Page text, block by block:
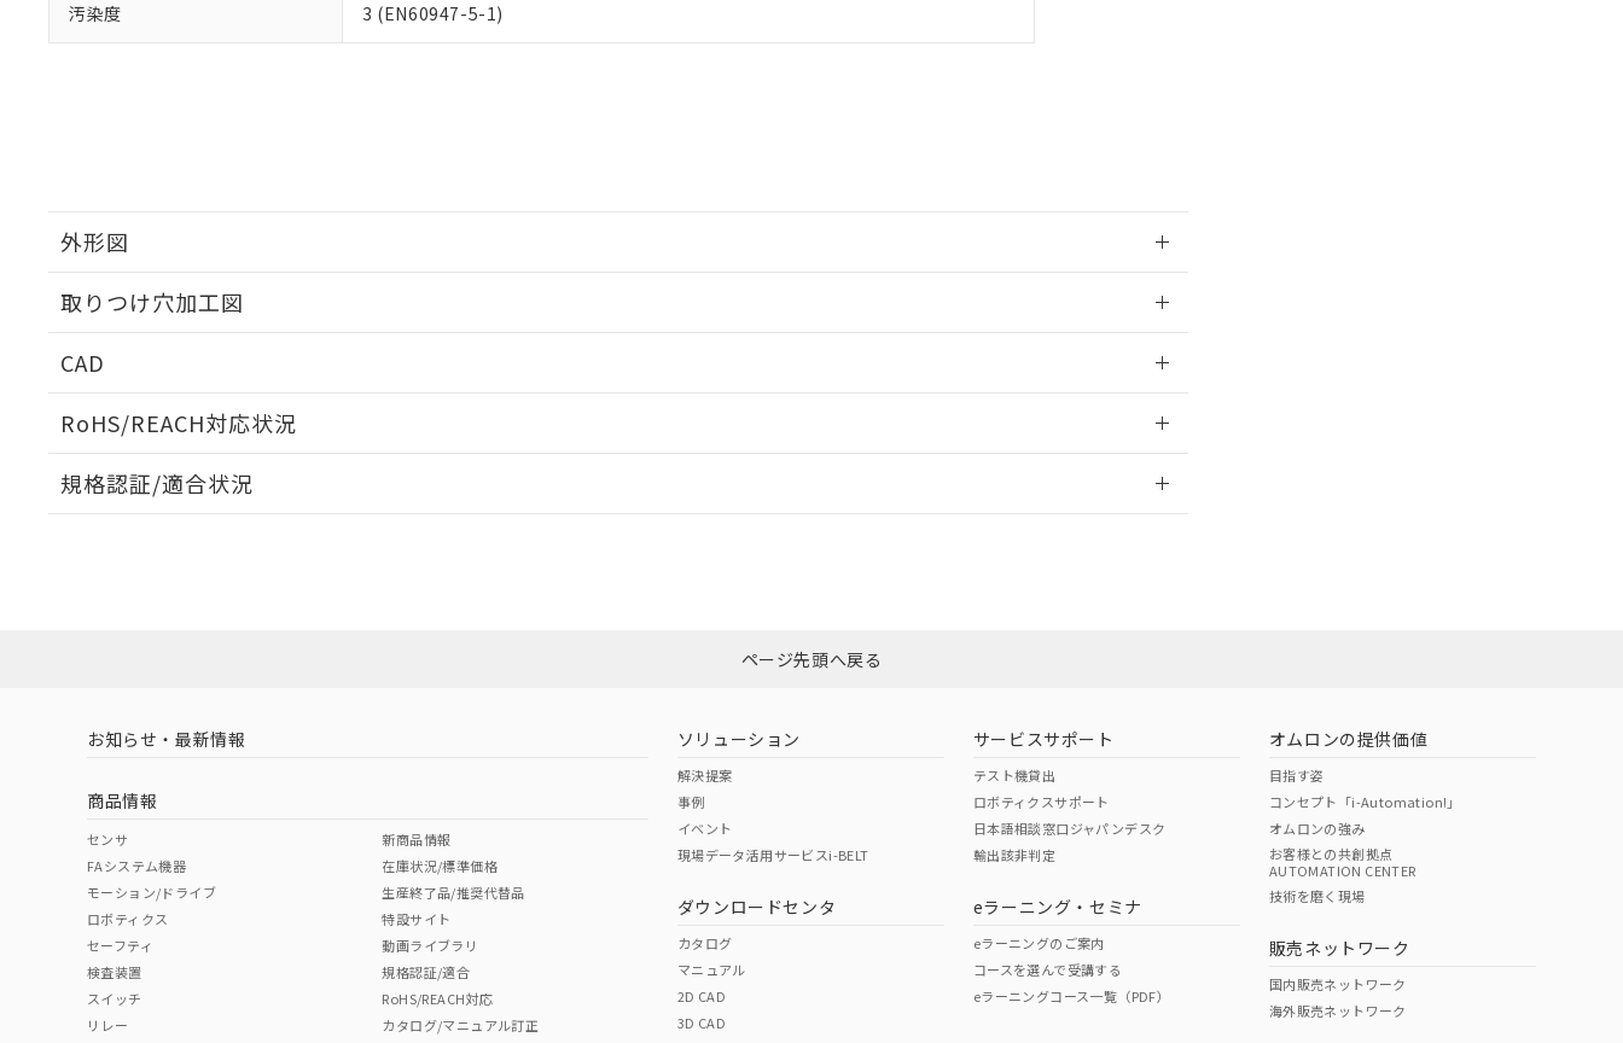
汚染度 3 (EN60947-5-1)
外形図
取りつけ穴加工図
CAD
RoHS/REACH対応状況
EU RoHS 注意事項・凡例
ダウンロードはこちら
中国 RoHS 注意事項・凡例
中国 RoHS表
Pb Hg Cr(VI)
O O
規格認証/適合状況
ページ先頭へ戻る
お知らせ・最新情報
商品情報
センサ
FAシステム機器
モーション/ドライブ
ロボティクス
セーフティ
検査装置
スイッチ
リレー
新商品情報
在庫状況/標準価格
生産終了品/推奨代替品
特設サイト
動画ライブラリ
規格認証/適合
RoHS/REACH対応
カタログ/マニュアル訂正
ソリューション
解決提案
事例
イベント
現場データ活用サービスi-BELT
ダウンロードセンタ
カタログ
マニュアル
2D CAD
3D CAD
サービスサポート
テスト機貸出
ロボティクスサポート
日本語相談窓口ジャパンデスク
輸出該非判定
eラーニング・セミナ
eラーニングのご案内
コースを選んで受講する
eラーニングコース一覧（PDF）
オムロンの提供価値
目指す姿
コンセプト「i-Automation!」
オムロンの強み
お客様との共創拠点
AUTOMATION CENTER
技術を磨く現場
販売ネットワーク
国内販売ネットワーク
海外販売ネットワーク